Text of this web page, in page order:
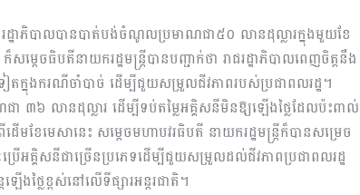
ជរដ្ឋាភិបាលបានបាត់បង់ចំណូលប្រមាណជា៥០ លានដុល្លារក្នុងមួយខែ
ម្តេចធិបតីនាយករដ្ឋមន្ត្រីបានបញ្ជាក់ថា រាជរដ្ឋាភិបាលពេញចិត្តនឹង
ទៀតក្នុងករណីចាំបាច់ ដើម្បីជួយសម្រួលជីវភាពរបស់ប្រជាពលរដ្ឋ។
ា ៣៦ លានដុល្លារ ដើម្បីទប់តម្លៃអគ្គិសនីមិនឱ្យឡើងថ្លៃដែលប៉ះពាល់
មខែមេសានេះ សម្តេចមហាបវរធិបតី នាយករដ្ឋមន្ត្រីក៏បានសម្រេច
រើអគ្គិសនីជាច្រើនប្រភេទដើម្បីជួយសម្រួលដល់ជីវភាពប្រជាពលរដ្ឋ
ងថ្លៃខ្ពស់នៅលើទីផ្សារអន្តរជាតិ។